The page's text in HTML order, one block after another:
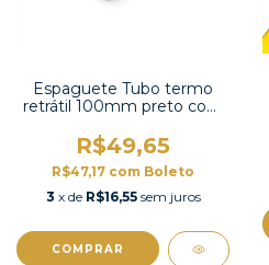
Espaguete Tubo termo
retrátil 100mm preto com
R$49,65
R$47,17 com Boleto
3 x de R$16,55 sem juros
COMPRAR